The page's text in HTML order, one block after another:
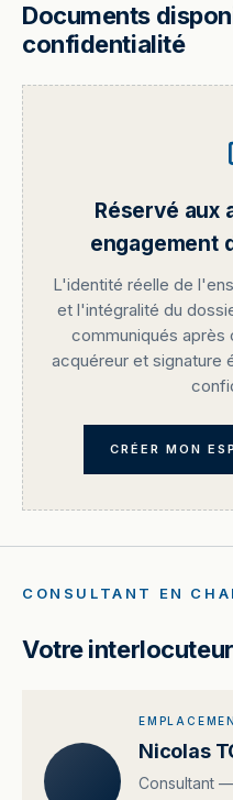
Documents
confidentialité
Réservé aux
engagement
L'identité réelle de
et l'intégralité du
communiqués
acquéreur et signature
CRÉER MON
CONSULTANT EN
Votre
Nicolas
Consultant